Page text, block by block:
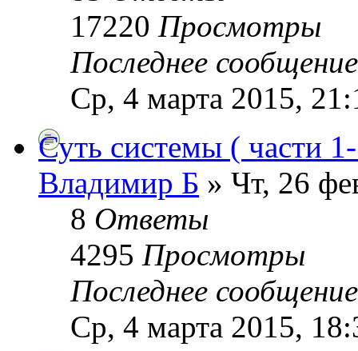
17220 Просмотры
Последнее
Ср, 4 марта 2015,
Суть системы ( части
Владимир Б » Чт, 26
8 Ответы
4295 Просмотры
Последнее
Ср, 4 марта 2015,